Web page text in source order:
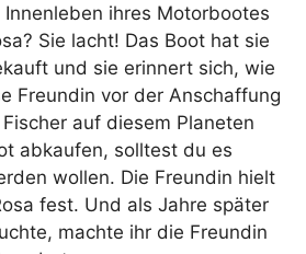
ihres Motorbootes
Sie lacht! Das Boot hat sie
und sie erinnert sich, wie
Freundin vor der Anschaffung
auf diesem Planeten
abkaufen, solltest du es
wollen. Die Freundin hielt
fest. Und als Jahre später
machte ihr die Freundin